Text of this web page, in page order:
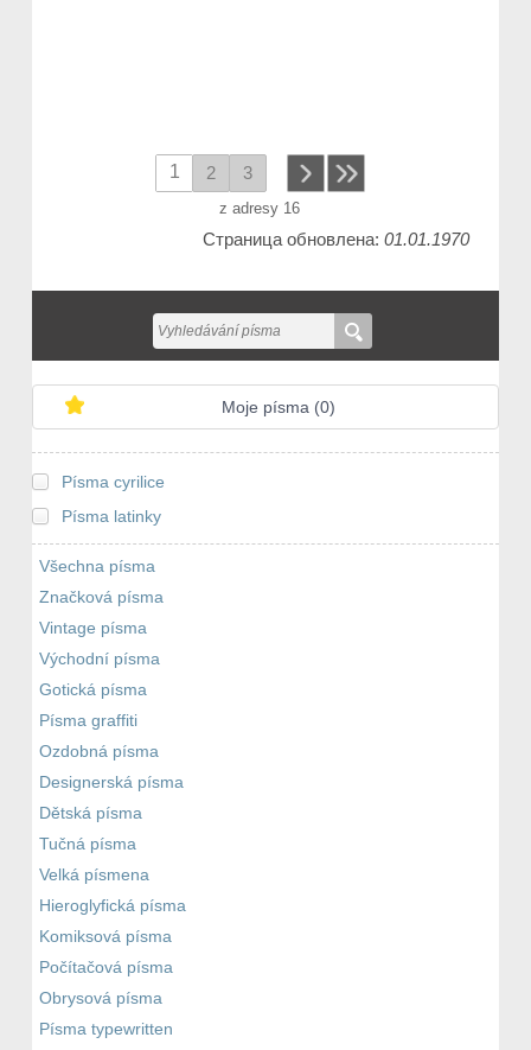
1 2 3 next
z adresy 16
Страница обновлена: 01.01.1970
Moje písma (0)
Písma cyrilice
Písma latinky
Všechna písma
Značková písma
Vintage písma
Východní písma
Gotická písma
Písma graffiti
Ozdobná písma
Designerská písma
Dětská písma
Tučná písma
Velká písmena
Hieroglyfická písma
Komiksová písma
Počítačová písma
Obrysová písma
Písma typewritten